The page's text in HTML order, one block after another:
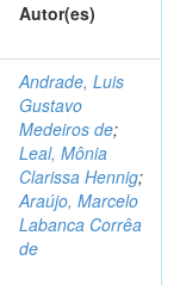
Autor(es)
Andrade, Luis
Gustavo
Medeiros de;
Leal, Mônia
Clarissa Hennig;
Araújo, Marcelo
Labanca Corrêa
de